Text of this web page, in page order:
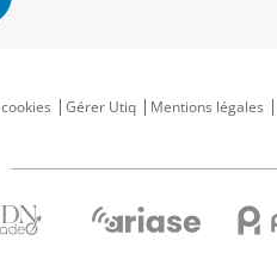
Gérer Utiq Mentions légales